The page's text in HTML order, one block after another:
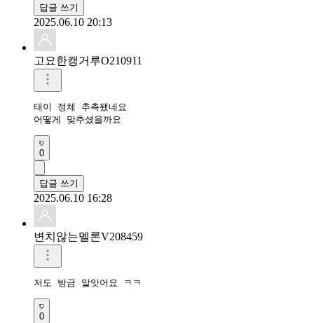
답글 쓰기
2025.06.10 20:13
고요한캥거루O210911
태이 정체 추측됐네요
어떻게 맞추셨을까요
0
답글 쓰기
2025.06.10 16:28
변치않는멜론V208459
저도 방금 알앗어요 ㅋㅋ
0